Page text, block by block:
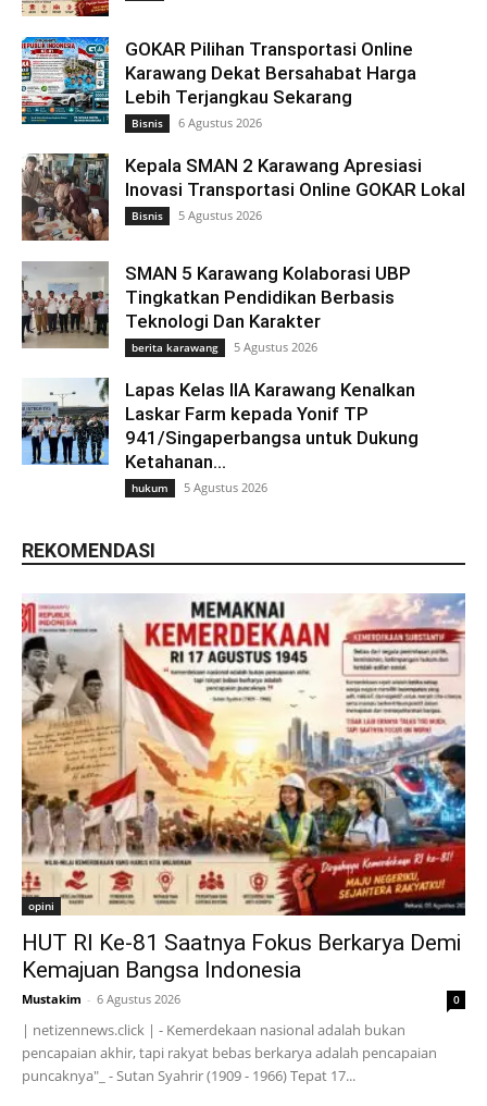
GOKAR Pilihan Transportasi Online
Karawang Dekat Bersahabat Harga
Lebih Terjangkau Sekarang
Bisnis 6 Agustus 2026
Kepala SMAN 2 Karawang Apresiasi
Inovasi Transportasi Online GOKAR Lokal
Bisnis 5 Agustus 2026
SMAN 5 Karawang Kolaborasi UBP
Tingkatkan Pendidikan Berbasis
Teknologi Dan Karakter
berita karawang 5 Agustus 2026
Lapas Kelas IIA Karawang Kenalkan
Laskar Farm kepada Yonif TP
941/Singaperbangsa untuk Dukung
Ketahanan...
hukum 5 Agustus 2026
REKOMENDASI
opini
HUT RI Ke-81 Saatnya Fokus Berkarya Demi
Kemajuan Bangsa Indonesia
Mustakim - 6 Agustus 2026 0
| netizennews.click | - Kemerdekaan nasional adalah bukan
pencapaian akhir, tapi rakyat bebas berkarya adalah pencapaian
puncaknya"_ - Sutan Syahrir (1909 - 1966) Tepat 17...